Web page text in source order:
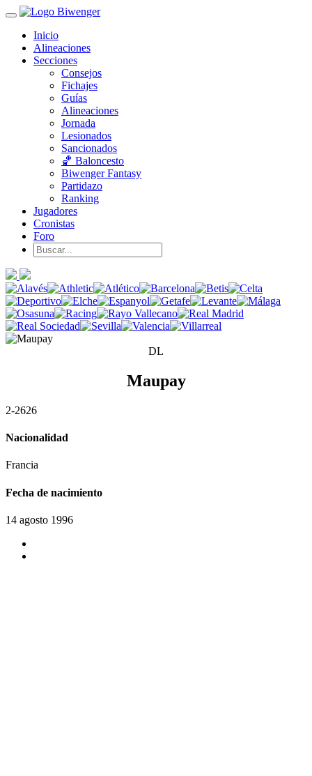
Inicio
Alineaciones
Secciones
Consejos
Fichajes
Guías
Alineaciones
Jornada
Lesionados
Sancionados
🏀 Baloncesto
Biwenger Fantasy
Partidazo
Ranking
Jugadores
Cronistas
Foro
DL
Maupay
2-2626
Nacionalidad
Francia
Fecha de nacimiento
14 agosto 1996